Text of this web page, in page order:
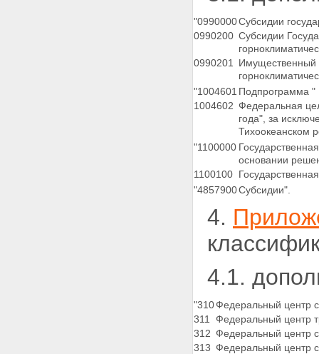
"0990000Субсидии
0990200 Субсидии
0990201
Имущественный
"1004601 Подпрограмма "
1004602 Федеральная
года", за
Тихоокеанском
"1100000
основании
1100100
"4857900Субсидии".
4.
4.1.
"310Федеральный центр
311
Федеральный центр
312 Федеральный центр
313 Федеральный центр